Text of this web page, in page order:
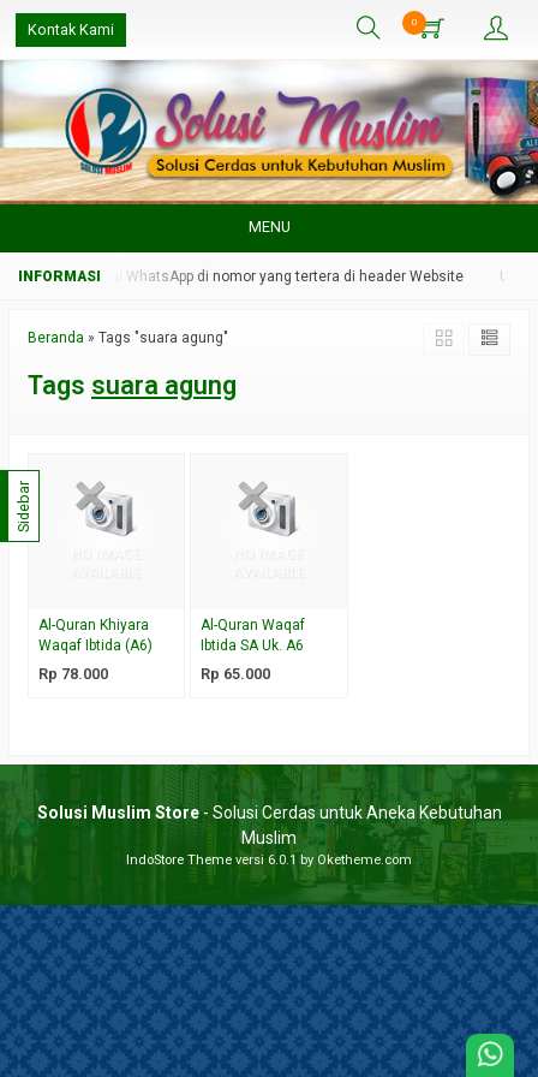
Kontak Kami 0
MENU
kami melalui WhatsApp di nomor yang tertera di header Website
Beranda » Tags "suara agung"
Tags suara agung
Al-Quran Khiyara
Waqaf Ibtida (A6)
Rp 78.000
Al-Quran Waqaf
Ibtida SA Uk. A6
Rp 65.000
Sidebar
Solusi Muslim Store- Solusi Cerdas untuk Aneka Kebutuhan
Muslim
IndoStore Theme versi 6.0.1 by Oketheme.com